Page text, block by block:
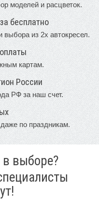
моделей и расцветок.
бесплатно
из 2х автокресел.
картам.
России
РФ за наш счет.
по праздникам.
в выборе?